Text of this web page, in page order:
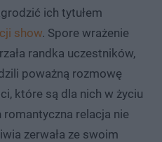
ich tytułem
show. Spore wrażenie
randka uczestników,
poważną rozmowę
które są dla nich w życiu
romantyczna relacja nie
zerwała ze swoim